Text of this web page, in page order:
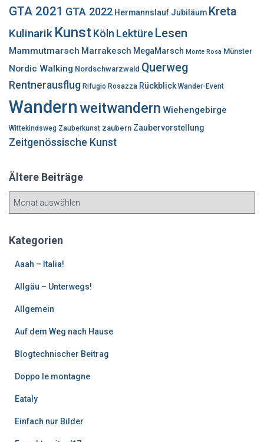
:GTA 2021 GTA 2022 Hermannslauf Jubiläum Kreta
Kulinarik Kunst Köln LektüreLesen
Mammutmarsch Marrakesch MegaMarsch Monte Rosa Münster
Nordic Walking Nordschwarzwald Querweg
Rentnerausflug Rifugio Rosazza Rückblick Wander-Event
Wandern weitwandern Wiehengebirge
Wittekindsweg Zauberkunst zaubern Zaubervorstellung
Zeitgenössische Kunst
Ältere Beiträge
e
Kategorien
Aaah – Italia!
Allgäu – Unterwegs!
Allgemein
Auf dem Weg nach Hause
Blogtechnischer Beitrag
Doppo le montagne
Eataly
Einfach nur Bilder